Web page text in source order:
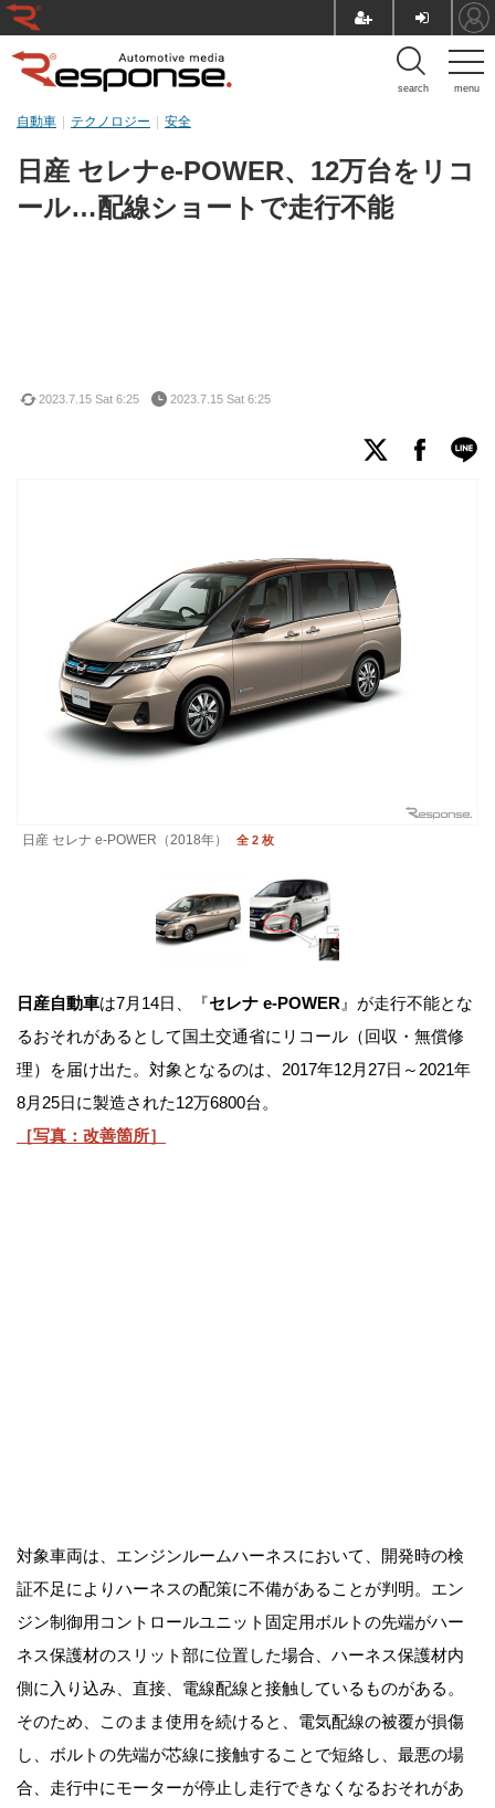
menu
search
日産 セレナe-POWER、12万台をリコ
ール…配線ショートで走行不能
自動車 テクノロジー 安全
2023.7.15 Sat 6:25 2023.7.15 Sat 6:25
日産 セレナ e-POWER（2018年） 全 2 枚
日産自動車は7月14日、『セレナ e-POWER 』が走行不能とな
るおそれがあるとして国土交通省にリコール（回収・無償修
理）を届け出た。対象となるのは、2017年12月27日～2021年
8月25日に製造された12万6800台。
［写真：改善箇所］
対象車両は、エンジンルームハーネスにおいて、開発時の検
証不足によりハーネスの配策に不備があることが判明。エン
ジン制御用コントロールユニット固定用ボルトの先端がハー
ネス保護材のスリット部に位置した場合、ハーネス保護材内
側に入り込み、直接、電線配線と接触しているものがある。
そのため、このまま使用を続けると、電気配線の被覆が損傷
し、ボルトの先端が芯線に接触することで短絡し、最悪の場
合、走行中にモーターが停止し走行できなくなるおそれがあ